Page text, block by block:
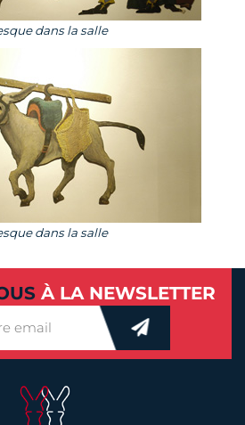
dans la salle
dans la salle
À LA NEWSLETTER